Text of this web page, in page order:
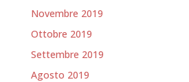
Novembre 2019
Ottobre 2019
Settembre 2019
Agosto 2019